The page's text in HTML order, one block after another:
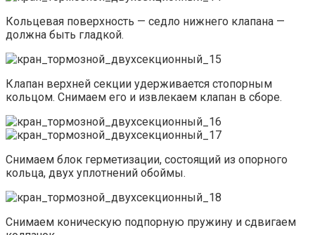
Кольцевая поверхность — седло нижнего клапана —
должна быть гладкой.
Клапан верхней секции удерживается стопорным
кольцом. Снимаем его и извлекаем клапан в сборе.
Снимаем блок герметизации, состоящий из опорного
кольца, двух уплотнений обоймы.
Снимаем коническую подпорную пружину и сдвигаем